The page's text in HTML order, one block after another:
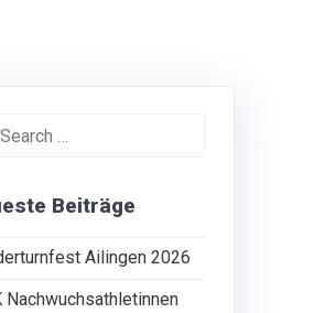
Beiträge
Ailingen 2026
Nachwuchsathletinnen